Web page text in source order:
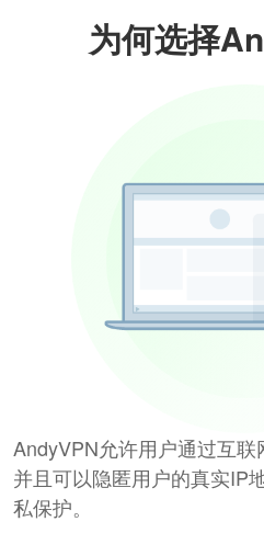
为何选择
AndyVPN允许用户通过互联
并且可以隐匿用户的真实IP
私保护。